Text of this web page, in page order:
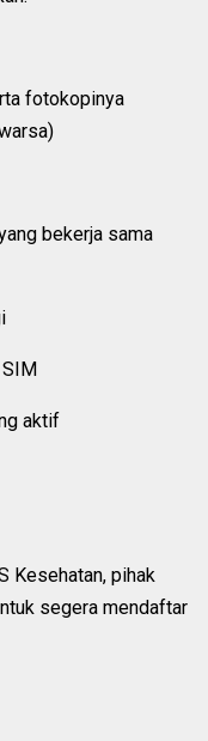
fotokopinya
bekerja sama
SIM
aktif
Kesehatan, pihak
segera mendaftar